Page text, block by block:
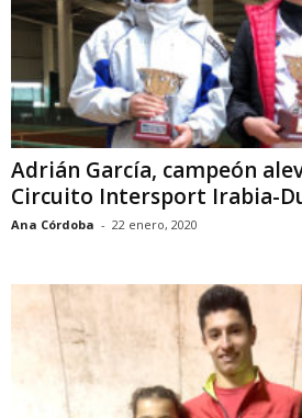
Adrián García, campeón
Circuito Intersport Irabia-
Ana Córdoba - 22 enero, 2020